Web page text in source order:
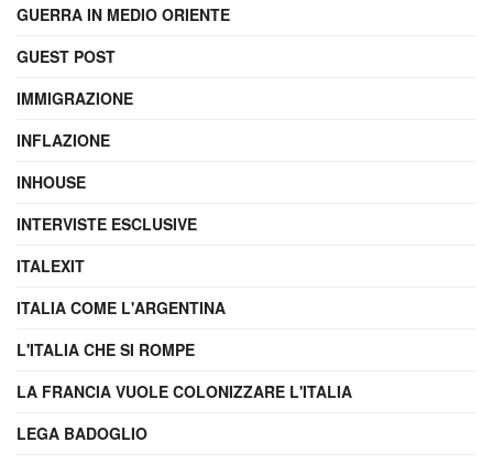
GUERRA IN MEDIO ORIENTE
GUEST POST
IMMIGRAZIONE
INFLAZIONE
INHOUSE
INTERVISTE ESCLUSIVE
ITALEXIT
ITALIA COME L'ARGENTINA
L'ITALIA CHE SI ROMPE
LA FRANCIA VUOLE COLONIZZARE L'ITALIA
LEGA BADOGLIO